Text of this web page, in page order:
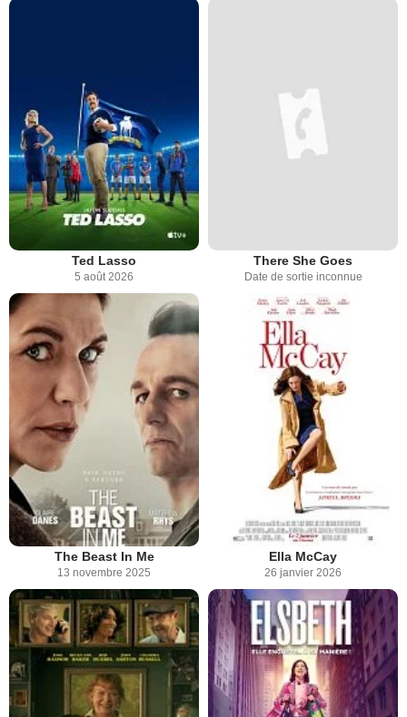
Ted Lasso
5 août 2026
There She Goes
Date de sortie inconnue
The Beast In Me
13 novembre 2025
Ella McCay
26 janvier 2026